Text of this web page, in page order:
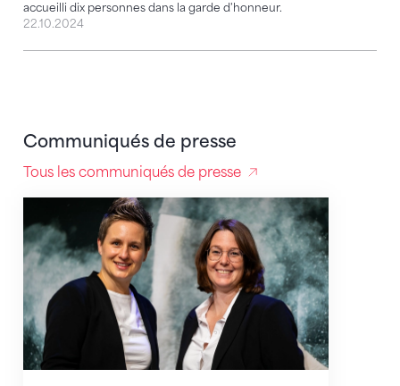
accueilli dix personnes dans la garde d'honneur.
22.10.2024
Communiqués de presse
Tous les communiqués de presse
Deux femmes élues au Comité central – sept